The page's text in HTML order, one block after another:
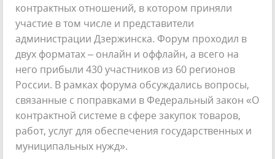
контрактных отношений, в котором приняли
участие в том числе и представители
администрации Дзержинска. Форум проходил в
двух форматах – онлайн и оффлайн, а всего на
него прибыли 430 участников из 60 регионов
России. В рамках форума обсуждались вопросы,
связанные с поправками в Федеральный закон «О
контрактной системе в сфере закупок товаров,
работ, услуг для обеспечения государственных и
муниципальных нужд».